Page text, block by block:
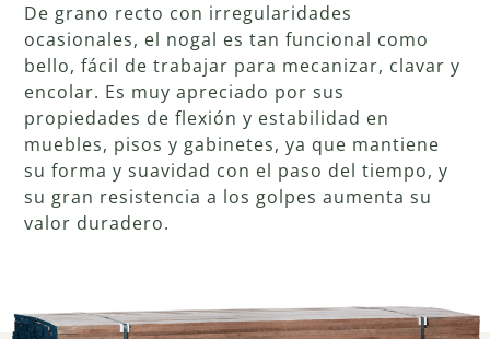
De grano recto con irregularidades
ocasionales, el nogal es tan funcional como
bello, fácil de trabajar para mecanizar, clavar y
encolar. Es muy apreciado por sus
propiedades de flexión y estabilidad en
muebles, pisos y gabinetes, ya que mantiene
su forma y suavidad con el paso del tiempo, y
su gran resistencia a los golpes aumenta su
valor duradero.